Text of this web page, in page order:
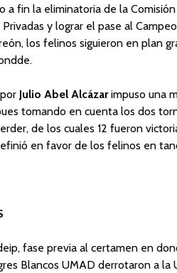
a fin la eliminatoria de la
y lograr el pase al
los felinos siguieron en plan
Julio Abel Alcázarimpuso una
tomando en cuenta los dos
de los cuales 12 fueron
en favor de los felinos en
fase previa al certamen en
Blancos UMAD derrotaron a la